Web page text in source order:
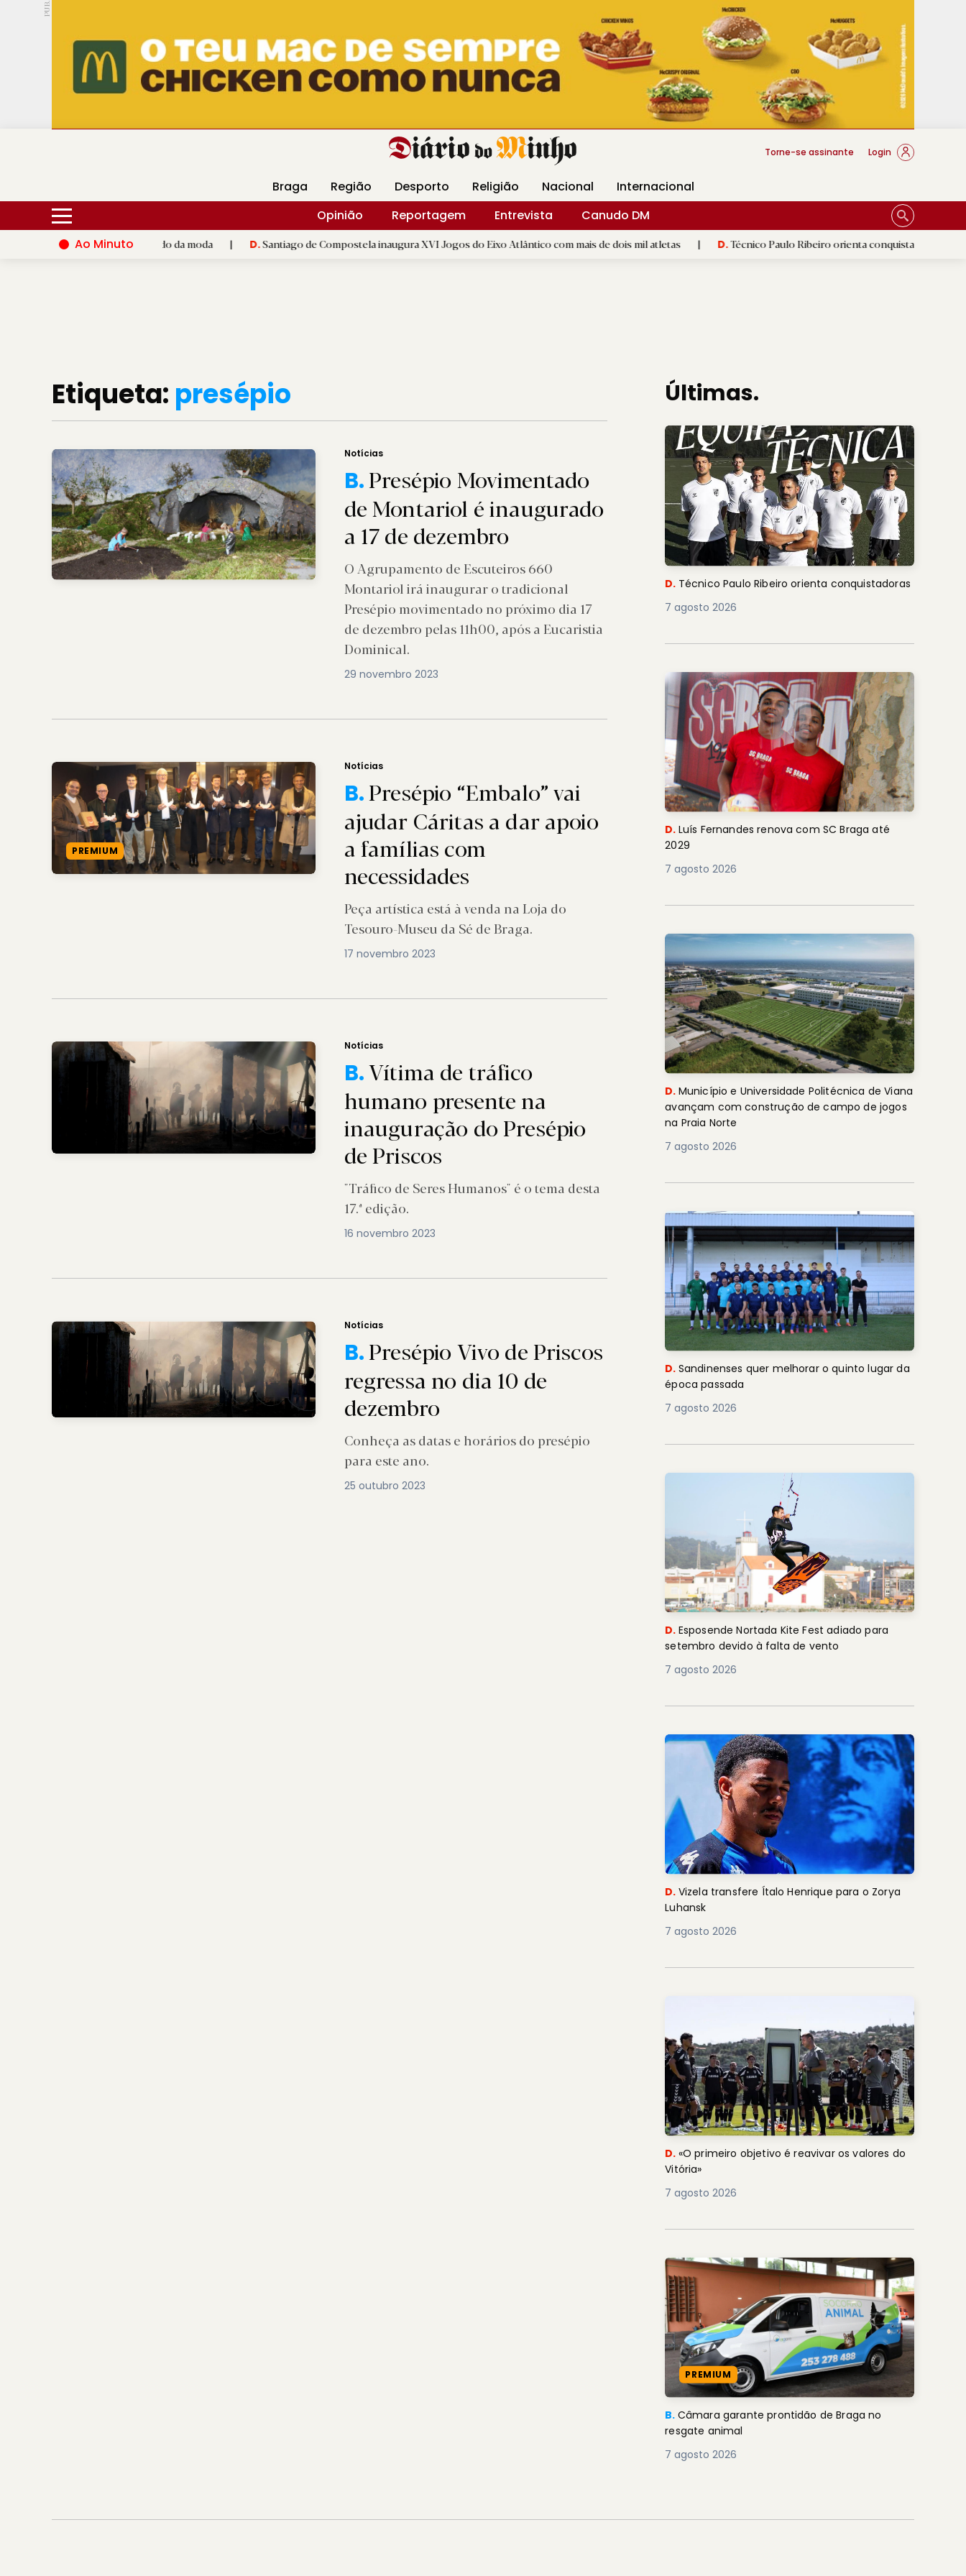
PUB.
Hoje 17ºC 30ºC DMtv Revista Minha Gráfica DM Livraria DM Arquidiocese Braga
Torne-se assinante Login
Braga Região Desporto Religião Nacional
Internacional
Opinião
Reportagem Entrevista
Canudo DM
Ao Minuto
à inovação do mundo da moda | D.Santiago de Compostela inaugura XVI Jogos do Eixo Atlântico com mais de dois mil atletas | D.Técnico Paulo Ribeiro orienta conquistadoras | D.
Etiqueta: presépio
Notícias
B.Presépio Movimentado
de Montariol é inaugurado
a 17 de dezembro
O Agrupamento de Escuteiros 660
Montariol irá inaugurar o tradicional
Presépio movimentado no próximo dia 17
de dezembro pelas 11h00, após a Eucaristia
Dominical.
29 novembro 2023
PREMIUM
Notícias
B.Presépio “Embalo” vai
ajudar Cáritas a dar apoio
a famílias com
necessidades
Peça artística está à venda na Loja do
Tesouro-Museu da Sé de Braga.
17 novembro 2023
Notícias
B.Vítima de tráfico
humano presente na
inauguração do Presépio
de Priscos
"Tráfico de Seres Humanos" é o tema desta
17.ª edição.
16 novembro 2023
Notícias
B.Presépio Vivo de Priscos
regressa no dia 10 de
dezembro
Conheça as datas e horários do presépio
para este ano.
25 outubro 2023
Últimas.
D. Técnico Paulo Ribeiro orienta conquistadoras
7 agosto 2026
D. Luís Fernandes renova com SC Braga até
2029
7 agosto 2026
D. Município e Universidade Politécnica de Viana
avançam com construção de campo de jogos
na Praia Norte
7 agosto 2026
D. Sandinenses quer melhorar o quinto lugar da
época passada
7 agosto 2026
D. Esposende Nortada Kite Fest adiado para
setembro devido à falta de vento
7 agosto 2026
D. Vizela transfere Ítalo Henrique para o Zorya
Luhansk
7 agosto 2026
D. «O primeiro objetivo é reavivar os valores do
Vitória»
7 agosto 2026
PREMIUM
B. Câmara garante prontidão de Braga no
resgate animal
7 agosto 2026